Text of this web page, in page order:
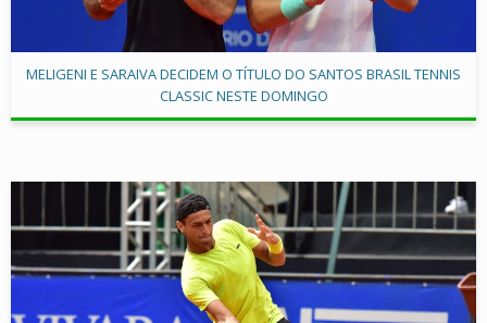
MELIGENI E SARAIVA DECIDEM O TÍTULO DO SANTOS BRASIL TENNIS
CLASSIC NESTE DOMINGO